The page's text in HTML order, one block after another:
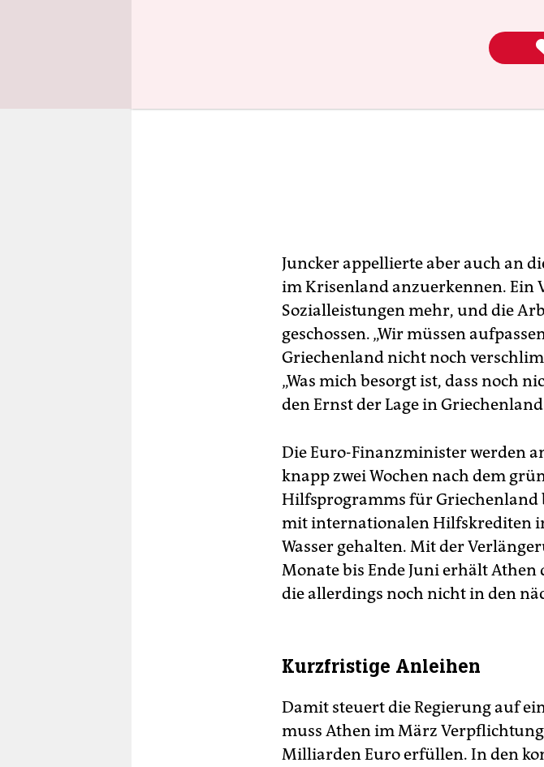
Juncker appellierte aber auch an
im Krisenland anzuerkennen. Ein
Sozialleistungen mehr, und die
geschossen. „Wir müssen
Griechenland nicht noch
„Was mich besorgt ist, dass noch
den Ernst der Lage in
Die Euro-Finanzminister werden
knapp zwei Wochen nach dem
Hilfsprogramms für Griechenland
mit internationalen Hilfskrediten
Wasser gehalten. Mit der
Monate bis Ende Juni erhält
die allerdings noch nicht in den
Kurzfristige Anleihen
Damit steuert die Regierung auf
muss Athen im März
Milliarden Euro erfüllen. In den